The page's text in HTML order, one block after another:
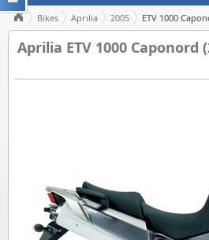
Bikes Aprilia 2005 ETV 1000
Aprilia ETV 1000 Caponord